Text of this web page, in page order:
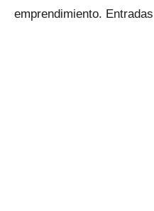
emprendimiento.